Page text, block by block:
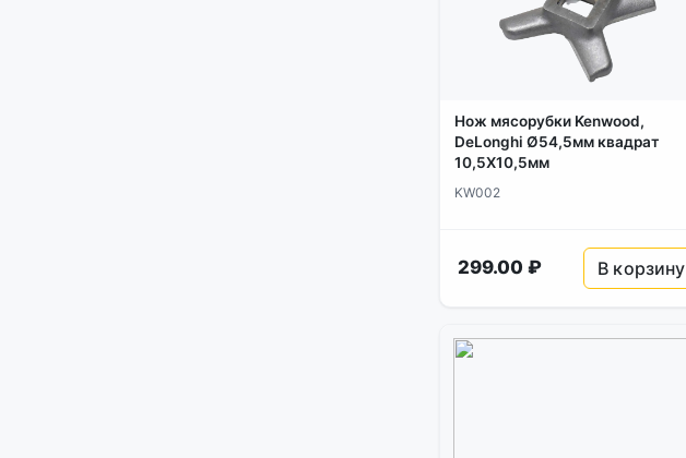
Нож мясорубки Kenwood,
DeLonghi Ø54,5мм квадрат
10,5X10,5мм
KW002
299.00 ₽ В корзину